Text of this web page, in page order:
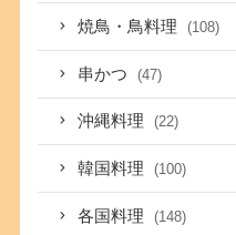
焼鳥・鳥料理 (108)
串かつ (47)
沖縄料理 (22)
韓国料理 (100)
各国料理 (148)